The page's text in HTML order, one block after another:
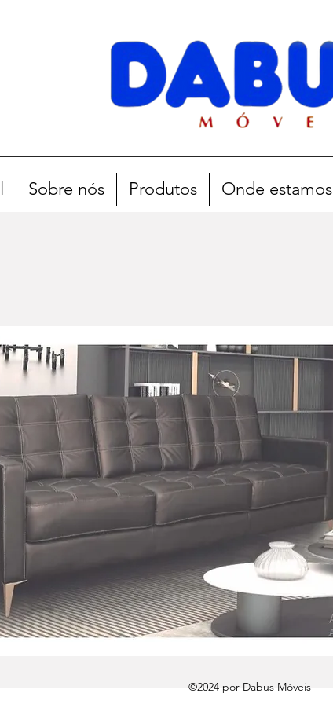
Sobre nós Produtos Onde estamos
©2024 por Dabus Móveis